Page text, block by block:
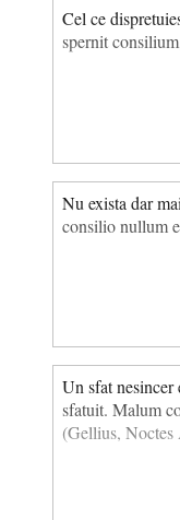
Cel ce
spernit
Nu exista dar
consilio nullum
Un sfat nesincer
sfatuit. Malum
(Gellius, Noctes